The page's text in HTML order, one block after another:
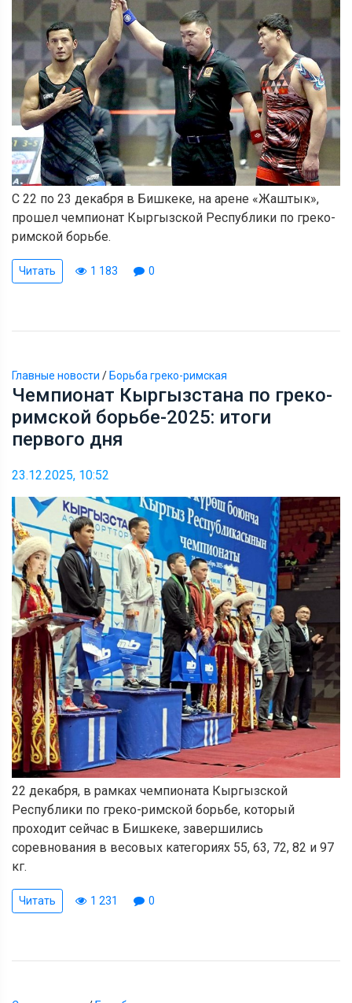
С 22 по 23 декабря в Бишкеке, на арене «Жаштык»,
прошел чемпионат Кыргызской Республики по греко-
римской борьбе.
Читать 1 183 0
Главные новости / Борьба греко-римская
Чемпионат Кыргызстана по греко-
римской борьбе-2025: итоги
первого дня
23.12.2025, 10:52
22 декабря, в рамках чемпионата Кыргызской
Республики по греко-римской борьбе, который
проходит сейчас в Бишкеке, завершились
соревнования в весовых категориях 55, 63, 72, 82 и 97
кг.
Читать 1 231 0